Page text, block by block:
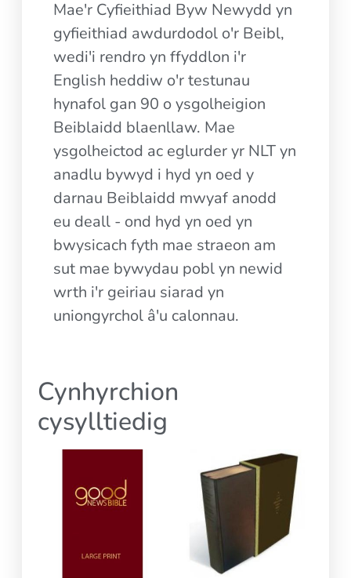
Mae'r Cyfieithiad Byw Newydd yn
gyfieithiad awdurdodol o'r Beibl,
wedi'i rendro yn ffyddlon i'r
English heddiw o'r testunau
hynafol gan 90 o ysgolheigion
Beiblaidd blaenllaw. Mae
ysgolheictod ac eglurder yr NLT yn
anadlu bywyd i hyd yn oed y
darnau Beiblaidd mwyaf anodd
eu deall - ond hyd yn oed yn
bwysicach fyth mae straeon am
sut mae bywydau pobl yn newid
wrth i'r geiriau siarad yn
uniongyrchol â'u calonnau.
Cynhyrchion
cysylltiedig